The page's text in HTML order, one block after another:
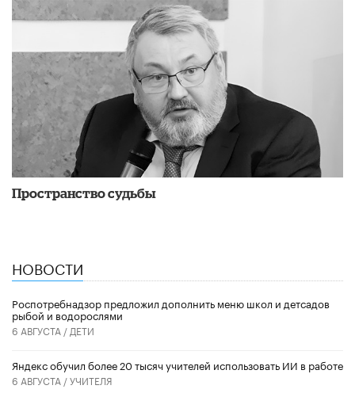
Пространство судьбы
НОВОСТИ
Роспотребнадзор предложил дополнить меню школ и детсадов
рыбой и водорослями
6 АВГУСТА / ДЕТИ
​Яндекс обучил более 20 тысяч учителей использовать ИИ в работе
6 АВГУСТА /УЧИТЕЛЯ